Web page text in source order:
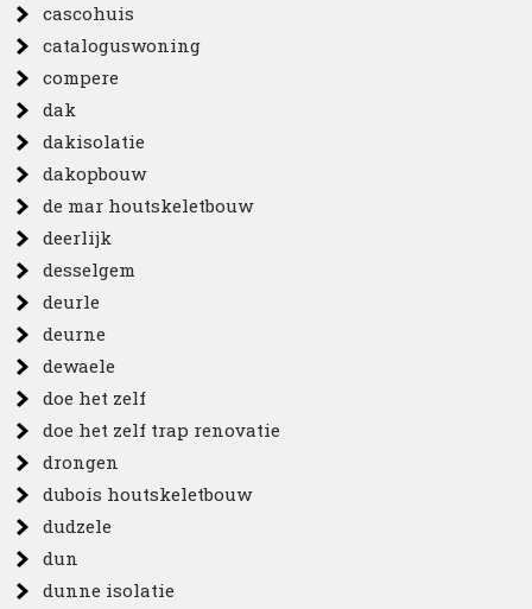
cascohuis
cataloguswoning
compere
dak
dakisolatie
dakopbouw
de mar houtskeletbouw
deerlijk
desselgem
deurle
deurne
dewaele
doe het zelf
doe het zelf trap renovatie
drongen
dubois houtskeletbouw
dudzele
dun
dunne isolatie